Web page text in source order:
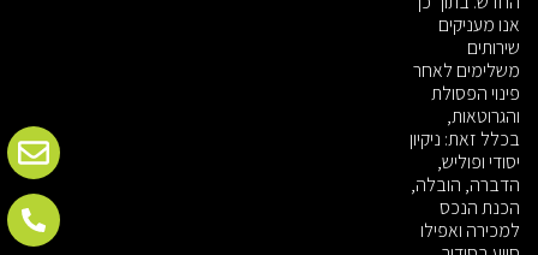
אנו מעניקים
שירותים
משלימים לאחר
פינוי הפסולת
והגרוטאות,
בכלל זאת: ניקיון
יסודי ופוליש,
הדברה, הובלה,
הכנת הנכס
למכירה ואפילו